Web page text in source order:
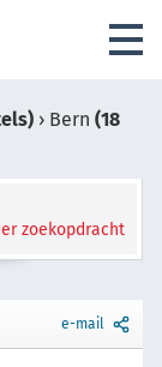
› Bern (18
zoekopdracht
e-mail